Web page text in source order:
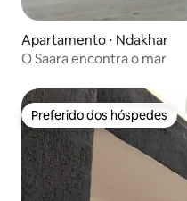
Apartamento ⋅ Ndakhar
O Saara encontra o mar
Preferido dos hóspedes
Preferido dos hóspedes